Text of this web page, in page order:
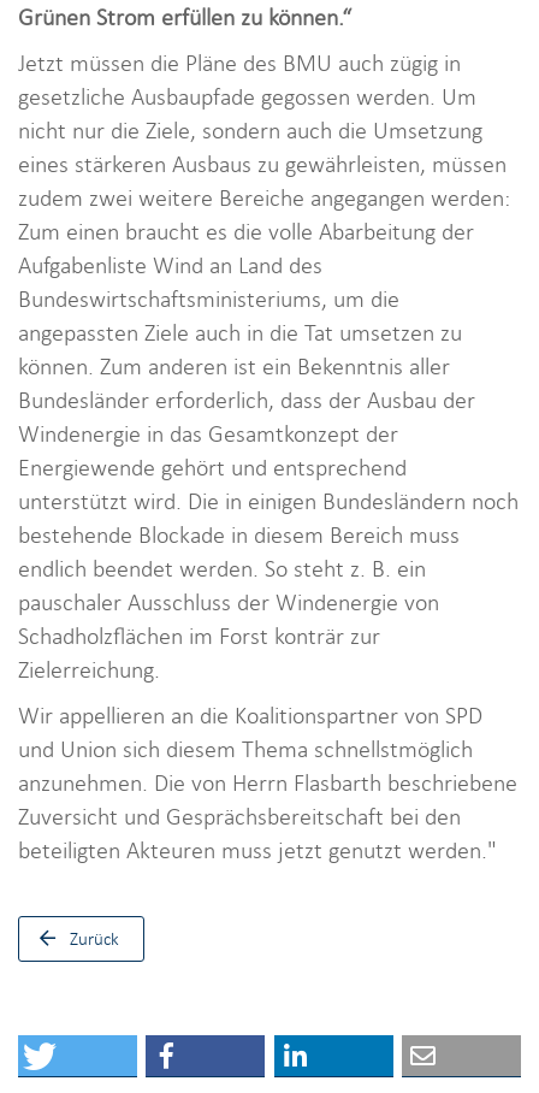
Grünen Strom erfüllen zu können.“
Jetzt müssen die Pläne des BMU auch zügig in
gesetzliche Ausbaupfade gegossen werden. Um
nicht nur die Ziele, sondern auch die Umsetzung
eines stärkeren Ausbaus zu gewährleisten, müssen
zudem zwei weitere Bereiche angegangen werden:
Zum einen braucht es die volle Abarbeitung der
Aufgabenliste Wind an Land des
Bundeswirtschaftsministeriums, um die
angepassten Ziele auch in die Tat umsetzen zu
können. Zum anderen ist ein Bekenntnis aller
Bundesländer erforderlich, dass der Ausbau der
Windenergie in das Gesamtkonzept der
Energiewende gehört und entsprechend
unterstützt wird. Die in einigen Bundesländern noch
bestehende Blockade in diesem Bereich muss
endlich beendet werden. So steht z. B. ein
pauschaler Ausschluss der Windenergie von
Schadholzflächen im Forst konträr zur
Zielerreichung.
Wir appellieren an die Koalitionspartner von SPD
und Union sich diesem Thema schnellstmöglich
anzunehmen. Die von Herrn Flasbarth beschriebene
Zuversicht und Gesprächsbereitschaft bei den
beteiligten Akteuren muss jetzt genutzt werden."
Zurück